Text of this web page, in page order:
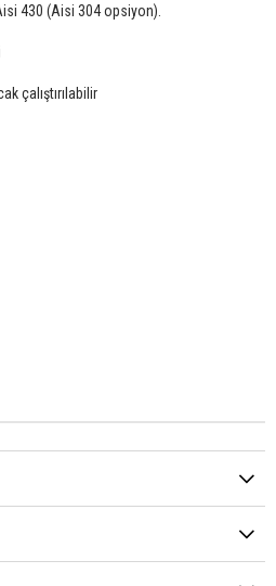
430 (Aisi 304 opsiyon).
çalıştırılabilir